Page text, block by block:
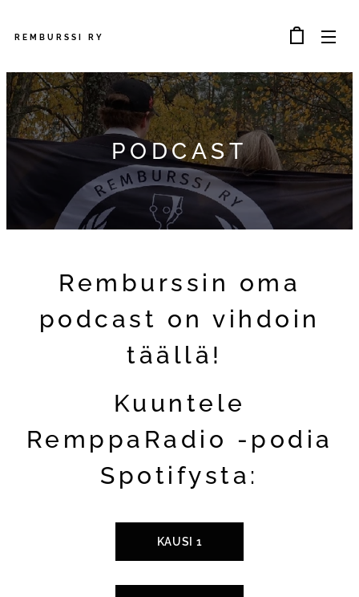
REMBURSSI RY
PODCAST
Remburssin oma
podcast on vihdoin
täällä!
Kuuntele
RemppaRadio -podia
Spotifysta:
KAUSI 1